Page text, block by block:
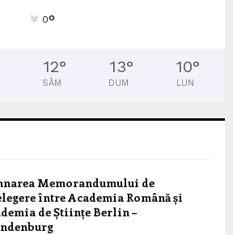
0°
12°
SÂM
13°
DUM
10°
LUN
Memorandumului de
între Academia Română și
de Științe Berlin –